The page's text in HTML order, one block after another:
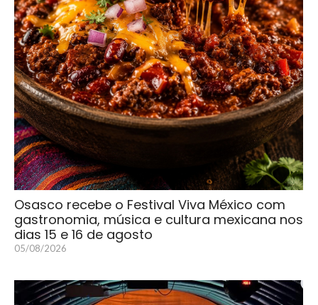
Osasco recebe o Festival Viva México com
gastronomia, música e cultura mexicana nos
dias 15 e 16 de agosto
05/08/2026